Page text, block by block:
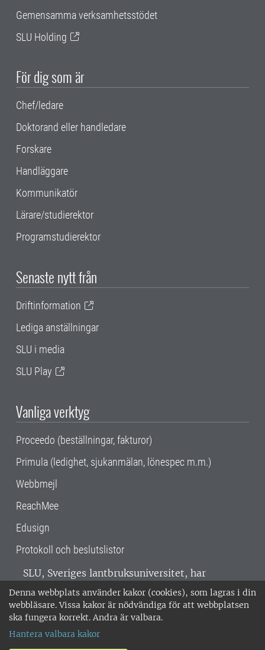
Denna webbplats använder kakor (cookies), som lagras i din
webbläsare. Vissa kakor är nödvändiga för att webbplatsen
ska fungera korrekt. Andra är valbara.
Hantera valbara kakor
Gemensamma verksamhetsstödet
SLU Holding
För dig som är
Chef/ledare
Doktorand eller handledare
Forskare
Handläggare
Kommunikatör
Lärare/studierektor
Programstudierektor
Senaste nytt från
Driftinformation
Lediga anställningar
SLU i media
SLU Play
Vanliga verktyg
Proceedo (beställningar, fakturor)
Primula (ledighet, sjukanmälan, lönespec m.m.)
Webbmejl
ReachMee
Edusign
Protokoll och beslutslistor
SLU, Sveriges lantbruksuniversitet, har
verksamhet över hela Sverige. Huvudorter är
Alnarp, Uppsala och Umeå.SLU är
miljöcertifierat enligt ISO 14001. •
018-67 10 00 • Org nr: 202100-2817 •